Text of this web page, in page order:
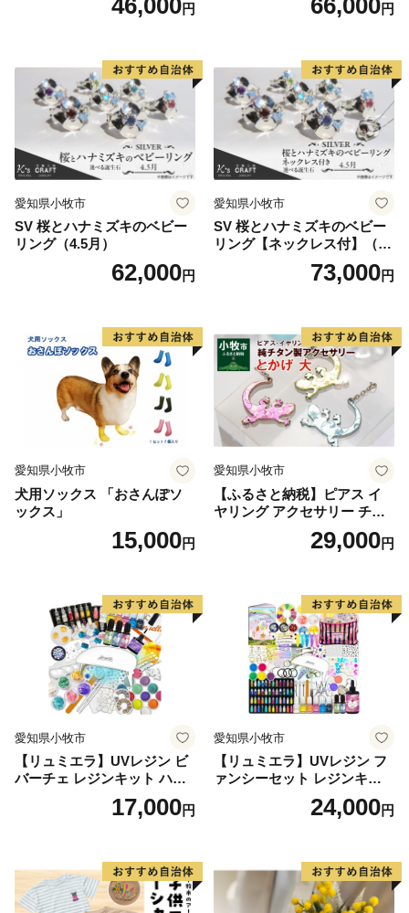
ら」など歴史・文化や大自然を満喫できるスッポトが満
ふるさと納税を通じて、まちの再生・活性化、豊かな自
然や文化の継承など、平取町が抱えている課題解決にお
力添えいただいけますとともに、平取町ならではの特産
品をご堪能いただけると幸いです。
円 円
愛知県小牧市
SV 桜とハナミズキのベビー
リング（4.5月）
62,000円
愛知県小牧市
SV 桜とハナミズキのベビー
リング【ネックレス付】（4.
73,000円
愛知県小牧市
犬用ソックス 「おさんぽソ
ックス」
15,000円
愛知県小牧市
【ふるさと納税】ピアス イ
ヤリング アクセサリー チタ
ン とかげ 計6種 金属アレル
ギー対応 軽い ピンク イエロ
贈答用 オリジナル ハンドメ
イド 純チタン 送料無料
29,000円
愛知県小牧市
【リュミエラ】UVレジン ビ
バーチェ レジンキット ハン
ドメイド レジンクラフト ア
クセサリーキット 手作り セ
17,000円
愛知県小牧市
【リュミエラ】UVレジン フ
ァンシーセット レジンキッ
ト ハンドメイド レジンクラ
フト アクセサリーキット 手
24,000円